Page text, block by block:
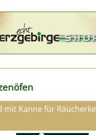
mit Kanne für